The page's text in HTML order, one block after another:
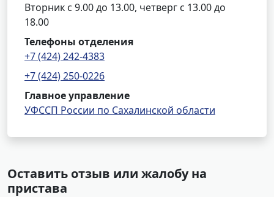
Вторник с 9.00 до 13.00, четверг с 13.00 до
18.00
Телефоны отделения
+7 (424) 242-4383
+7 (424) 250-0226
Главное управление
УФССП России по Сахалинской области
Оставить отзыв или жалобу на
пристава